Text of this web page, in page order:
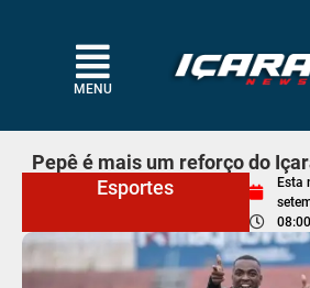
MENU
Pepê é mais um reforço do
Esportes
Esta
08:00